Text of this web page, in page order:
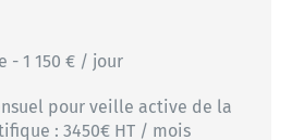
- 1 150 € / jour
pour veille active de la
: 3450€ HT / mois